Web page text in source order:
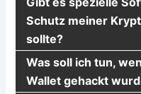
Schutz meiner
sollte?
Was soll ich tun,
Wallet gehackt